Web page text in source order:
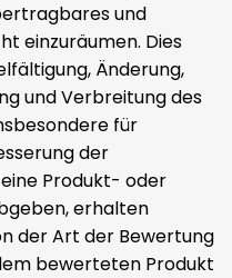
und
einzuräumen. Dies
Änderung,
und Verbreitung des
für
der
Produkt- oder
erhalten
der Art der Bewertung
bewerteten Produkt